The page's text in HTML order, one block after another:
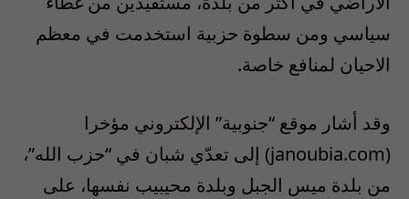
سياسي ومن سطوة حزبية استخدمت في معظم
الاحيان لمنافع خاصة.
وقد أشار موقع “جنوبية” الإلكتروني مؤخرا
(janoubia.com) إلى تعدّي شبان في “حزب الله”،
من بلدة ميس الجبل وبلدة محيبيب نفسها، على